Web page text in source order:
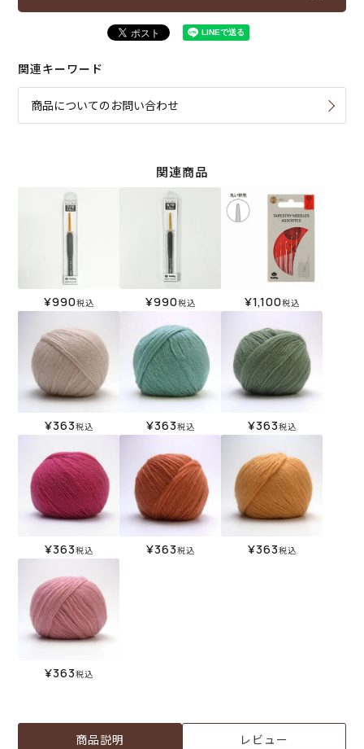
関連キーワード
商品についてのお問い合わせ
関連商品
¥990税込 ¥990税込 ¥1,100税込
¥363税込 ¥363税込 ¥363税込
¥363税込 ¥363税込 ¥363税込
¥363税込
商品説明 レビュー